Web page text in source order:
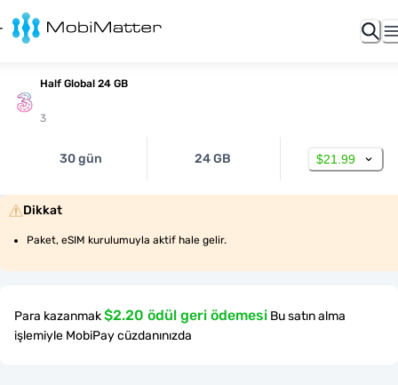
Half Global 24 GB
3
30 gün 24 GB $21.99
Dikkat
Paket, eSIM kurulumuyla aktif hale gelir.
Para kazanmak$2.20 ödül geri ödemesi Bu satın alma
işlemiyle MobiPay cüzdanınızda